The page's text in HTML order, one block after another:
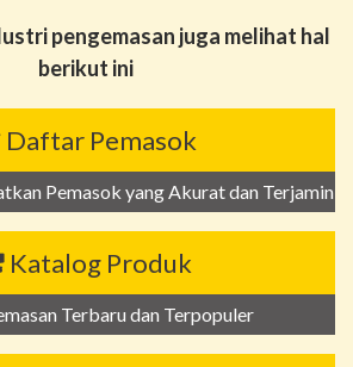
pengemasan juga melihat hal
berikut ini
Daftar Pemasok
Pemasok yang Akurat dan Terjamin
Katalog Produk
Terbaru dan Terpopuler